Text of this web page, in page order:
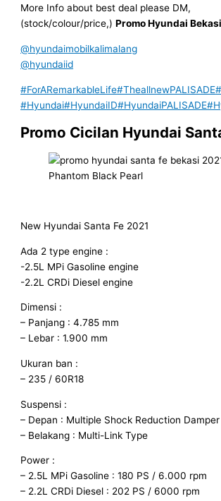
More Info about best deal please DM,
(stock/colour/price,)Promo Hyundai
@hyundaimobilkalimalang
@hyundaiid
#ForARemarkableLife#TheallnewPALISADE
#Hyundai#HyundaiID#HyundaiPALISADE
Promo Cicilan Hyundai
Phantom Black Pearl
New Hyundai Santa Fe 2021
Ada 2 type engine :
-2.5L MPi Gasoline engine
-2.2L CRDi Diesel engine
Dimensi :
– Panjang : 4.785 mm
– Lebar : 1.900 mm
Ukuran ban :
– 235 / 60R18
Suspensi :
– Depan : Multiple Shock Reduction
– Belakang : Multi-Link Type
Power :
– 2.5L MPi Gasoline : 180 PS / 6.000 rpm
– 2.2L CRDi Diesel : 202 PS / 6000 rpm